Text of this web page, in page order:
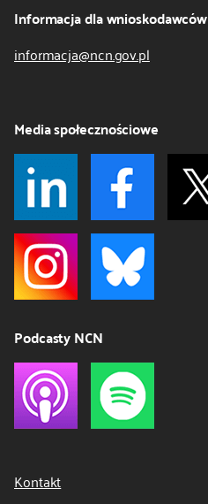
Informacja dla wnioskodawców
informacja@ncn.gov.pl
Media społecznościowe
Podcasty NCN
Kontakt